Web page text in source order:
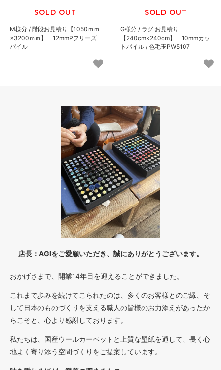
SOLD OUT
M様分 / 階段お見積り【1050ｍｍ
×3200ｍｍ】 12mmPフリーズ
パイル
SOLD OUT
G様分 / ラグ お見積り
【240cm×240cm】 10mmカッ
トパイル / 色毛玉PW5107
店長：AGIをご愛顧いただき、誠にありがとうございます。
おかげさまで、開業14年目を迎えることができました。
これまで歩みを続けてこられたのは、多くのお客様とのご縁、そ
して日本のものづくりを支える職人の皆様のお力添えがあったか
らこそと、心より感謝しております。
私たちは、国産ウールカーペットと上質な壁紙を通して、長く心
地よく寄り添う空間づくりをご提案しています。